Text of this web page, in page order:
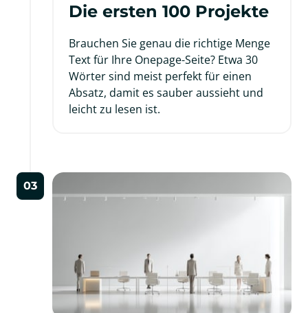
Die ersten 100 Projekte
Brauchen Sie genau die richtige Menge
Text für Ihre Onepage-Seite? Etwa 30
Wörter sind meist perfekt für einen
Absatz, damit es sauber aussieht und
leicht zu lesen ist.
03